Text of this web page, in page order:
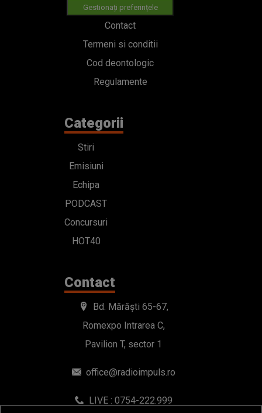
Gestionați preferințele
Contact
Termeni si conditii
Cod deontologic
Regulamente
Categorii
Stiri
Emisiuni
Echipa
PODCAST
Concursuri
HOT40
Contact
Bd. Mărăști 65-67,
Romexpo Intrarea C,
Pavilion T, sector 1
office@radioimpuls.ro
LIVE : 0754-222.999